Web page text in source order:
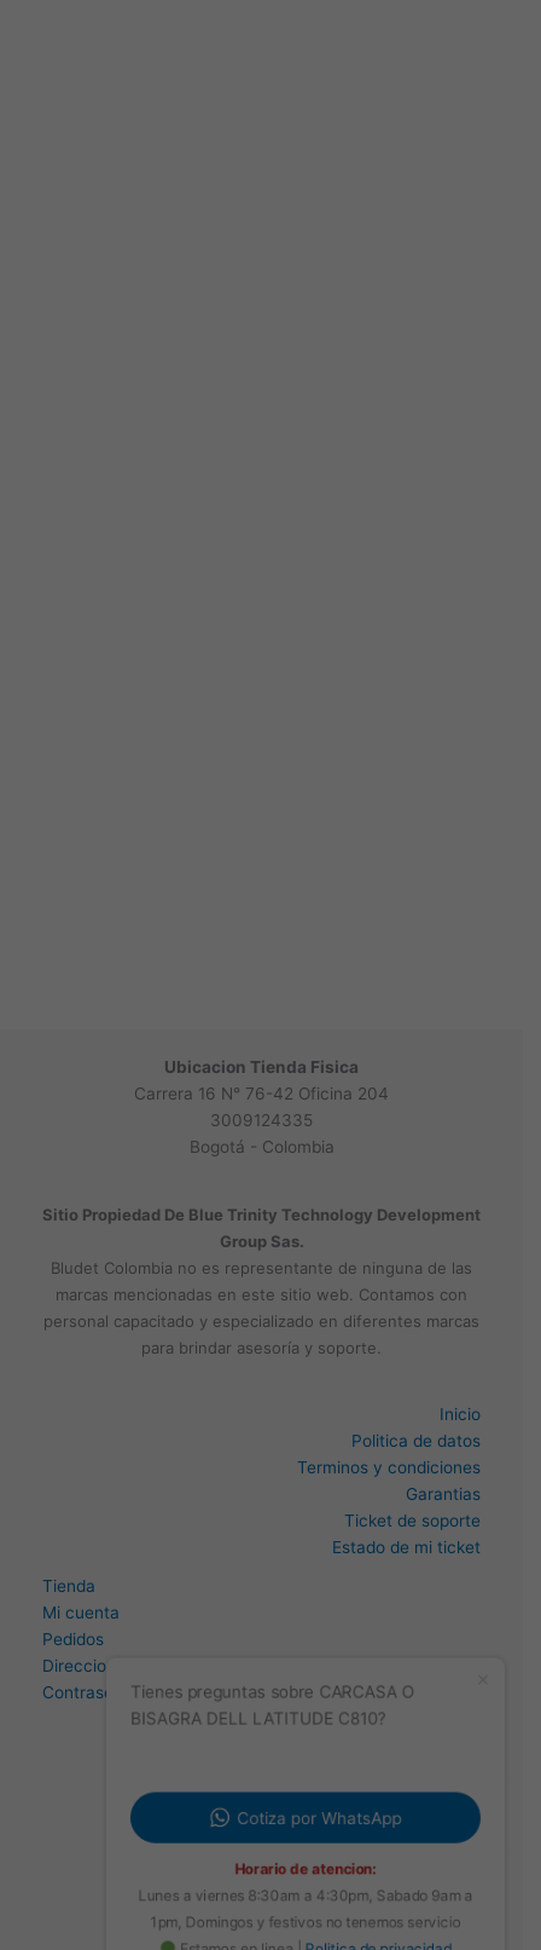
Ubicacion Tienda Fisica
Carrera 16 N° 76-42 Oficina 204
3009124335
Bogotá - Colombia
Sitio Propiedad De Blue Trinity Technology Development
Group Sas.
Bludet Colombia no es representante de ninguna de las
marcas mencionadas en este sitio web. Contamos con
personal capacitado y especializado en diferentes marcas
para brindar asesoría y soporte.
Inicio
Politica de datos
Terminos y condiciones
Garantias
Ticket de soporte
Estado de mi ticket
Tienda
Mi cuenta
Pedidos
Direccion
Contraseña perdidaTienes preguntas sobre CARCASA O
BISAGRA DELL LATITUDE C810?
Cotiza por WhatsApp
Horario de atencion:
Lunes a viernes 8:30am a 4:30pm, Sabado 9am a
1pm, Domingos y festivos no tenemos servicio